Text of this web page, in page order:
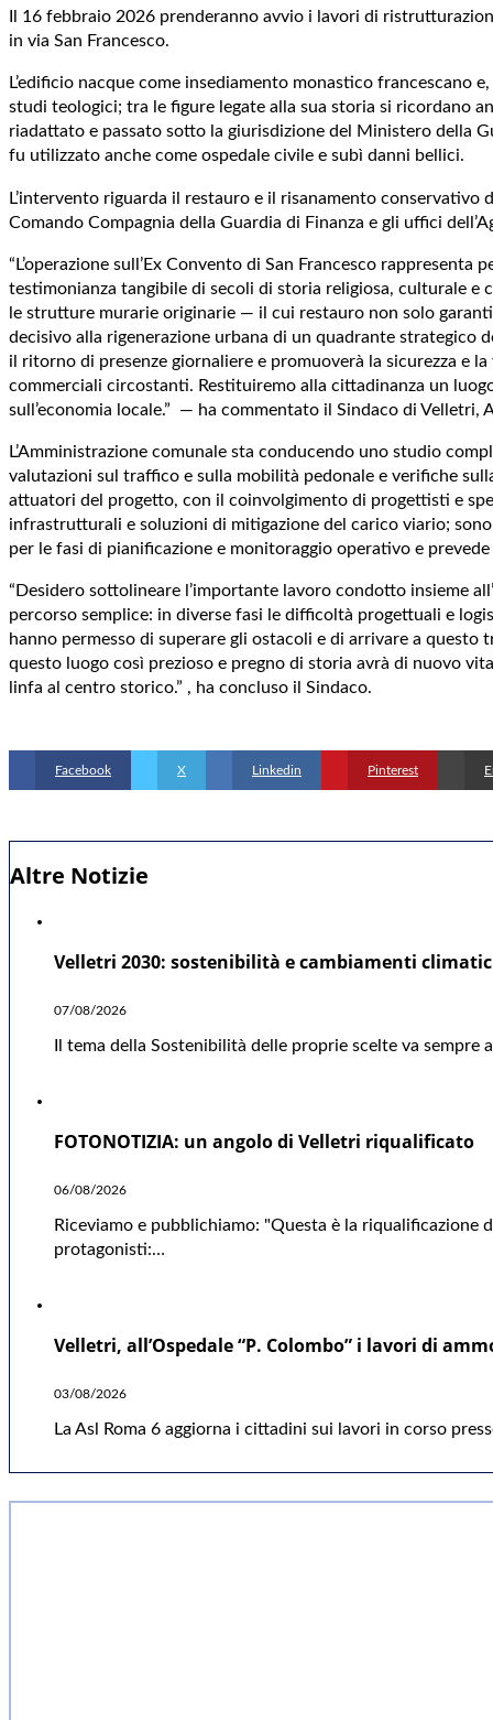
Altre Notizie
Velletri 2030: sostenibilità e cambiamenti
07/08/2026
Il tema della Sostenibilità delle proprie scelte va
FOTONOTIZIA: un angolo di Velletri riqualificato
06/08/2026
Riceviamo e pubblichiamo: "Questa è la riqualificazione
protagonisti:…
Velletri, all’Ospedale “P. Colombo” i lavori di
03/08/2026
La Asl Roma 6 aggiorna i cittadini sui lavori in corso
Il 16 febbraio 2026 prenderanno avvio i lavori di
in via San Francesco.
L’edificio nacque come insediamento monastico
studi teologici; tra le figure legate alla sua storia si ricordano
riadattato e passato sotto la giurisdizione del Ministero della
fu utilizzato anche come ospedale civile e subì danni bellici.
L’intervento riguarda il restauro e il risanamento
Comando Compagnia della Guardia di Finanza e gli uffici
“L’operazione sull’Ex Convento di San Francesco
testimonianza tangibile di secoli di storia religiosa, culturale
le strutture murarie originarie — il cui restauro non solo
decisivo alla rigenerazione urbana di un quadrante
il ritorno di presenze giornaliere e promuoverà la sicurezza e
commerciali circostanti. Restituiremo alla cittadinanza un
sull’economia locale.” — ha commentato il Sindaco di Velletri,
L’Amministrazione comunale sta conducendo uno studio
valutazioni sul traffico e sulla mobilità pedonale e verifiche
attuatori del progetto, con il coinvolgimento di progettisti e
infrastrutturali e soluzioni di mitigazione del carico viario;
per le fasi di pianificazione e monitoraggio operativo e
“Desidero sottolineare l’importante lavoro condotto insieme
percorso semplice: in diverse fasi le difficoltà progettuali e
hanno permesso di superare gli ostacoli e di arrivare a questo
questo luogo così prezioso e pregno di storia avrà di nuovo
linfa al centro storico.” , ha concluso il Sindaco.
Facebook X Linkedin Pinterest